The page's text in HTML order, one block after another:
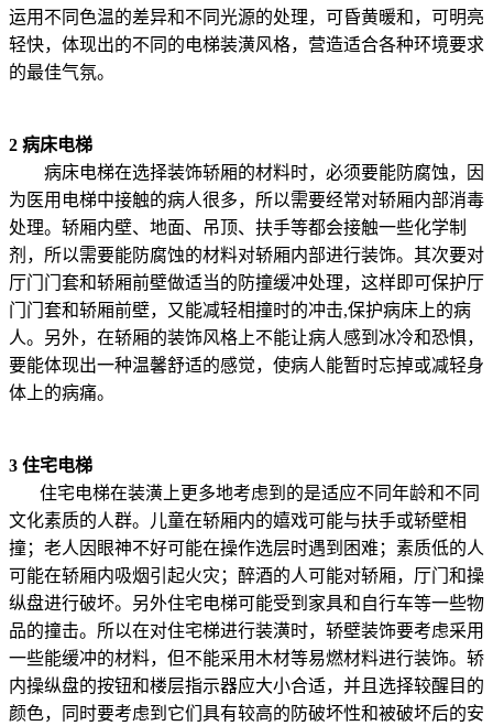
运用不同色温的差异和不同光源的处理，可昏黄暖和，可明亮
轻快，体现出的不同的电梯装潢风格，营造适合各种环境要求
的最佳气氛。
2 病床电梯
病床电梯在选择装饰轿厢的材料时，必须要能防腐蚀，因
为医用电梯中接触的病人很多，所以需要经常对轿厢内部消毒
处理。轿厢内壁、地面、吊顶、扶手等都会接触一些化学制
剂，所以需要能防腐蚀的材料对轿厢内部进行装饰。其次要对
厅门门套和轿厢前壁做适当的防撞缓冲处理，这样即可保护厅
门门套和轿厢前壁，又能减轻相撞时的冲击,保护病床上的病
人。另外，在轿厢的装饰风格上不能让病人感到冰冷和恐惧，
要能体现出一种温馨舒适的感觉，使病人能暂时忘掉或减轻身
体上的病痛。
3 住宅电梯
住宅电梯在装潢上更多地考虑到的是适应不同年龄和不同
文化素质的人群。儿童在轿厢内的嬉戏可能与扶手或轿壁相
撞；老人因眼神不好可能在操作选层时遇到困难；素质低的人
可能在轿厢内吸烟引起火灾；醉酒的人可能对轿厢，厅门和操
纵盘进行破坏。另外住宅电梯可能受到家具和自行车等一些物
品的撞击。所以在对住宅梯进行装潢时，轿壁装饰要考虑采用
一些能缓冲的材料，但不能采用木材等易燃材料进行装饰。轿
内操纵盘的按钮和楼层指示器应大小合适，并且选择较醒目的
颜色，同时要考虑到它们具有较高的防破坏性和被破坏后的安